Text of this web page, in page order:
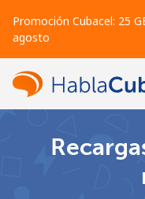
Promoción Cubacel: 25
agosto
¿Ya tienes